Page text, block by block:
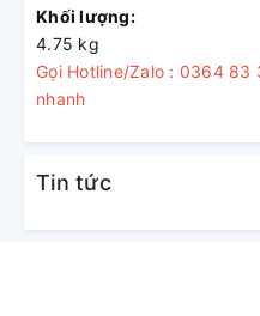
Khối lượng:
4.75 kg
Gọi Hotline/Zalo : 0364
nhanh
Tin tức